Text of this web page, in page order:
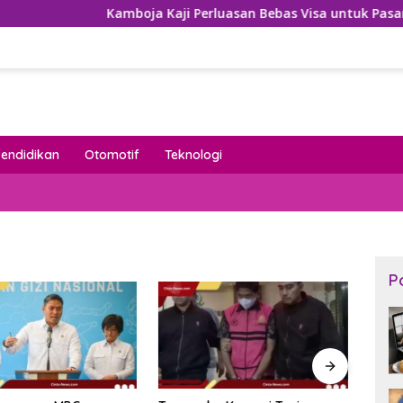
Kamboja Kaji Perluasan Bebas Visa untuk Pasar
Otomotif Teknologi